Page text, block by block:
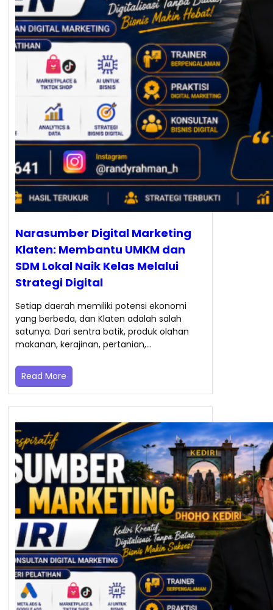
Narasumber Digital Marketing
Klaten: Membantu UMKM dan
SDM Lokal Naik Kelas Melalui
Strategi Digital
Setiap daerah memiliki potensi ekonomi
yang berbeda, dan Klaten adalah salah
satunya. Dari sentra batik, produk olahan
makanan, kerajinan, pertanian,…
Read More